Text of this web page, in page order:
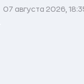
07 августа 2026,